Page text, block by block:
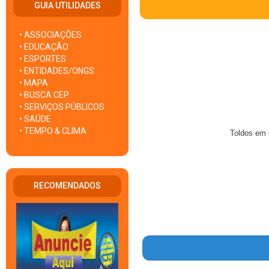
GUIA UTILIDADES
• ASSOCIAÇÕES
• EDUCAÇÃO
• ESPORTES
• ENTIDADES/ONGS
• MAPA
• BUSCA CEP
• SERVIÇOS PÚBLICOS
• SAÚDE
• TEMPO & CLIMA
RECOMENDADOS
Toldos em